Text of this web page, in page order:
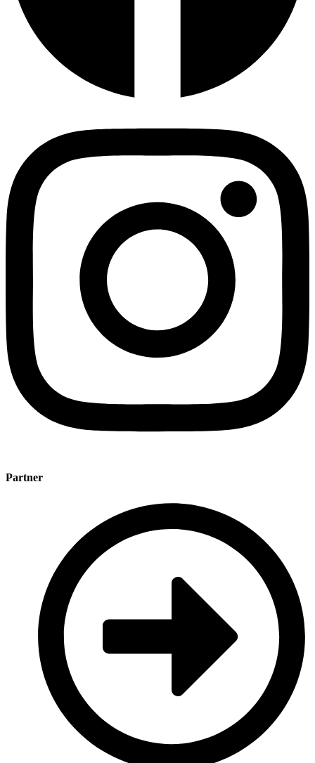
Partner